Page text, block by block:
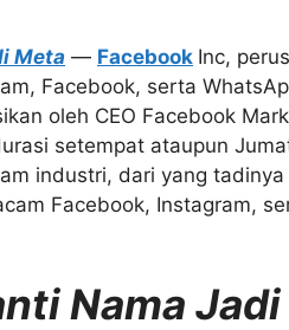
Meta — Facebook Inc,
Facebook, serta
oleh CEO Facebook
setempat ataupun
industri, dari yang tadinya
Facebook, Instagram,
Nama